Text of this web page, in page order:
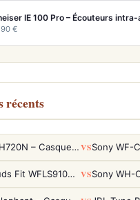
90 €
récents
Sony WH-CH720N – Casque ANC 35h, Ultra-léger (192g) avec Processeur V1 VS
Sony LinkBuds Fit WFLS910NW Blanc – Écouteurs Sport Ailes ANC VS